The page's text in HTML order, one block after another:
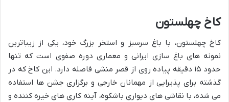
کاخ چهلستون
کاخ چهلستون، با باغ سرسبز و استخر بزرگ خود، یکی از زیباترین
نمونه های باغ سازی ایرانی و معماری دوره صفوی است که تنها
حدود ۱۵ دقیقه پیاده روی از قصر منشی فاصله دارد. این کاخ که در
گذشته برای پذیرایی از مهمانان خارجی و برگزاری جشن ها استفاده
می شده، با نقاشی های دیواری باشکوه، آینه کاری های خیره کننده و